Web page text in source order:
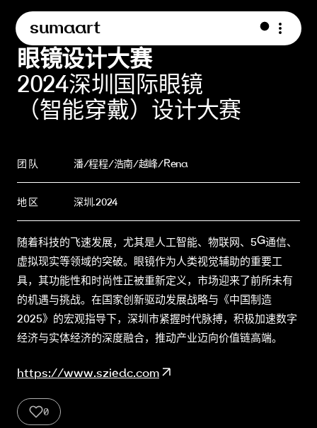
sumaart
眼镜设计大赛
2024深圳国际眼镜
（智能穿戴）设计大赛
团 队 潘/程程/浩南/越峰/Rena
地 区 深圳.2024
随着科技的飞速发展，尤其是人工智能、物联网、5G通信、
虚拟现实等领域的突破。眼镜作为人类视觉辅助的重要工
具，其功能性和时尚性正被重新定义，市场迎来了前所未有
的机遇与挑战。在国家创新驱动发展战略与《中国制造
2025》的宏观指导下，深圳市紧握时代脉搏，积极加速数字
经济与实体经济的深度融合，推动产业迈向价值链高端。
https://www.sziedc.com
0